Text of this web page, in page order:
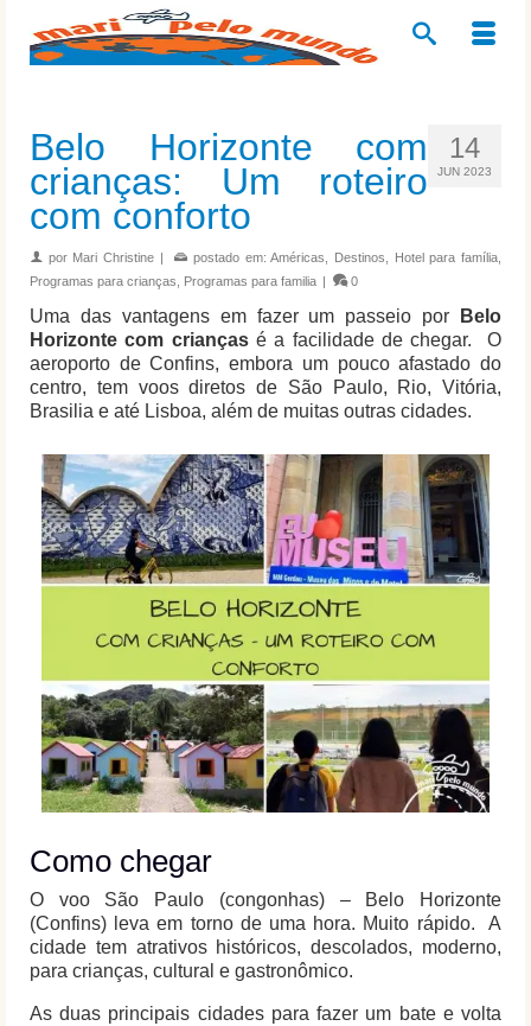
14
JUN 2023
Belo Horizonte com
crianças: Um roteiro
com conforto
por Mari Christine | postado em:Américas Destinos Hotel para família
Programas para crianças
Programas para familia | 0
Uma das vantagens em fazer um passeio por Belo
Horizonte com criançasé a facilidade de chegar. O
aeroporto de Confins, embora um pouco afastado do
centro, tem voos diretos de São Paulo, Rio, Vitória,
Brasilia e até Lisboa, além de muitas outras cidades.
Como chegar
O voo São Paulo (congonhas) – Belo Horizonte
(Confins) leva em torno de uma hora. Muito rápido. A
cidade tem atrativos históricos, descolados, moderno,
para crianças, cultural e gastronômico.
As duas principais cidades para fazer um bate e volta